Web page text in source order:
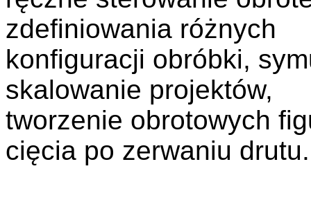
zdefiniowania różnych
konfiguracji obróbki,
skalowanie projektów,
tworzenie obrotowych
cięcia po zerwaniu drutu.